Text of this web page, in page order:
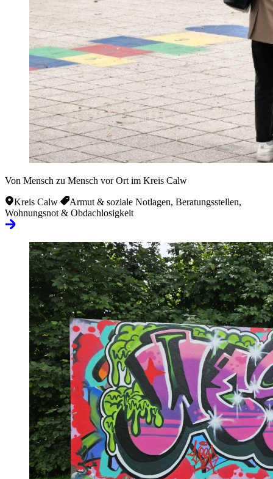
Von Mensch zu Mensch vor Ort im Kreis Calw
Kreis Calw
Armut & soziale Notlagen, Beratungsstellen,
Wohnungsnot & Obdachlosigkeit